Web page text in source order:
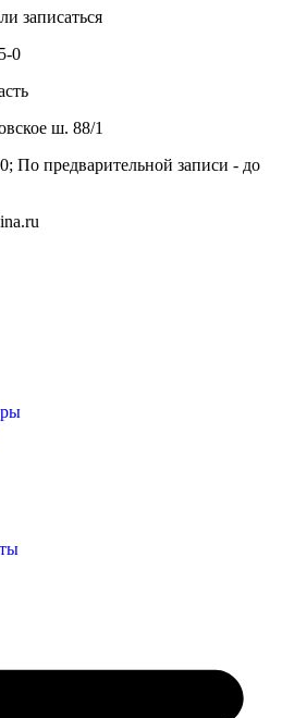
записаться
0
ш. 88/1
По предварительной записи - до